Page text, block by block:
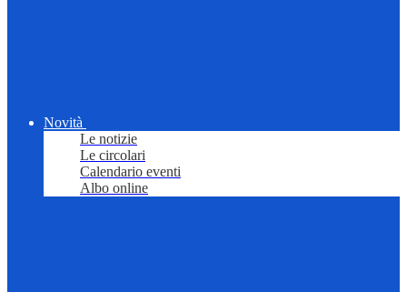
Novità
Le notizie
Le circolari
Calendario eventi
Albo online